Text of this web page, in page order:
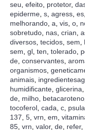
seu, efeito, protetor,
epiderme, s, agress, es,
melhorando, a, vis, o,
sobretudo, nas, crian,
diversos, tecidos, sem,
sem, gl, ten, tolerado,
de, conservantes,
organismos,
animais,
humidificante, glicerina,
de, milho, betacaroteno
tocoferol, cada, c, psula
137, 5, vrn, em,
85, vrn, valor, de, refer,